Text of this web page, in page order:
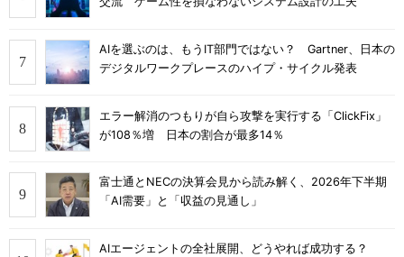
AIを選ぶのは、もうIT部門ではない？ Gartner、日本の
デジタルワークプレースのハイプ・サイクル発表
エラー解消のつもりが自ら攻撃を実行する「ClickFix」
が108％増 日本の割合が最多14％
富士通とNECの決算会見から読み解く、2026年下半期
「AI需要」と「収益の見通し」
AIエージェントの全社展開、どうやれば成功する？